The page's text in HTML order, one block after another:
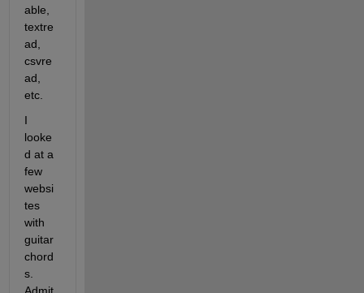
able,
textre
ad,
csvre
ad,
etc.
I
looke
d at a
few
websi
tes
with
guitar
chord
s.
Admit